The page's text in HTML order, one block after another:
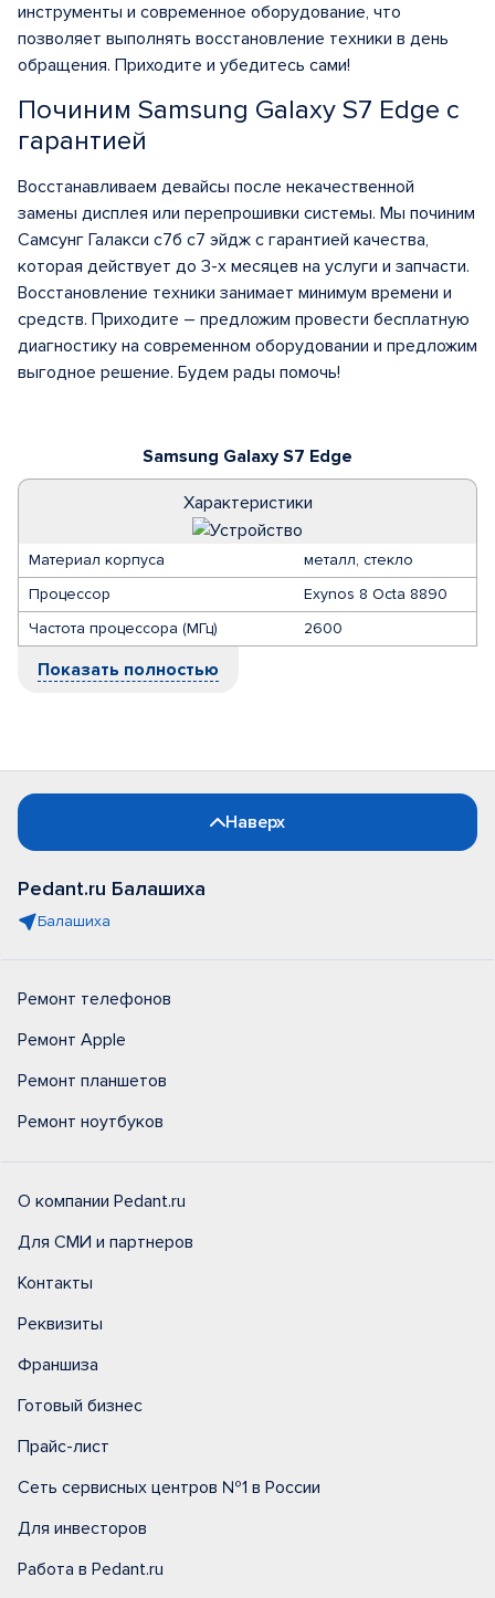
Samsung Galaxy S7 Edge
Характеристики
Материал корпуса
металл, стекло
Процессор
Exynos 8 Octa 8890
Частота процессора (МГц)
2600
Показать полностью
инструменты и современное оборудование, что
позволяет выполнять восстановление техники в день
обращения. Приходите и убедитесь сами!
Починим Samsung Galaxy S7 Edge с
гарантией
Восстанавливаем девайсы после некачественной
замены дисплея или перепрошивки системы. Мы починим
Самсунг Галакси с7б с7 эйдж с гарантией качества,
которая действует до 3-х месяцев на услуги и запчасти.
Восстановление техники занимает минимум времени и
средств. Приходите – предложим провести бесплатную
диагностику на современном оборудовании и предложим
выгодное решение. Будем рады помочь!
Наверх
Pedant.ru Балашиха
Балашиха
Ремонт телефонов
Ремонт Apple
Ремонт планшетов
Ремонт ноутбуков
О компании Pedant.ru
Для СМИ и партнеров
Контакты
Реквизиты
Франшиза
Готовый бизнес
Прайс-лист
Сеть сервисных центров №1 в России
Для инвесторов
Работа в Pedant.ru